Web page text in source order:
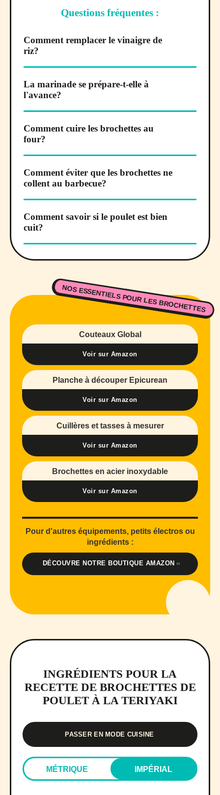
Questions fréquentes :
Comment remplacer le vinaigre de
riz?
La marinade se prépare-t-elle à
l'avance?
Comment cuire les brochettes au
four?
Comment éviter que les brochettes ne
collent au barbecue?
Comment savoir si le poulet est bien
cuit?
NOS ESSENTIELS POUR LES BROCHETTES
Couteaux Global
Voir sur Amazon
Planche à découper Epicurean
Voir sur Amazon
Cuillères et tasses à mesurer
Voir sur Amazon
Brochettes en acier inoxydable
Voir sur Amazon
Pour d'autres équipements, petits électros ou
ingrédients :
DÉCOUVRE NOTRE BOUTIQUE AMAZON
INGRÉDIENTS POUR LA
RECETTE DE BROCHETTES DE
POULET À LA TERIYAKI
PASSER EN MODE CUISINE
MÉTRIQUE IMPÉRIAL